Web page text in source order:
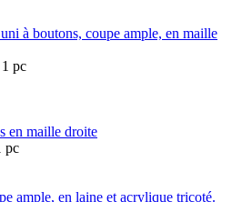
à boutons, coupe ample, en maille
pc
en maille droite
pc
ample, en laine et acrylique tricoté.